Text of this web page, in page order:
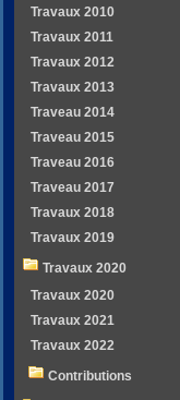
Travaux 2010
Travaux 2011
Travaux 2012
Travaux 2013
Traveau 2014
Traveau 2015
Traveau 2016
Traveau 2017
Travaux 2018
Travaux 2019
Travaux 2020
Travaux 2020
Travaux 2021
Travaux 2022
Contributions